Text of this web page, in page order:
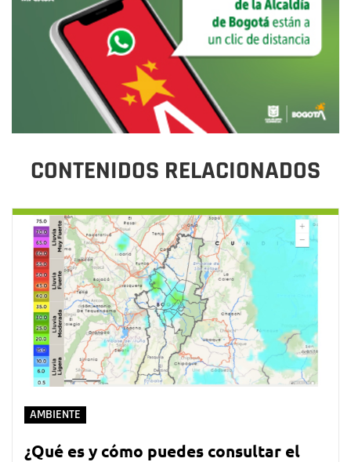
CONTENIDOS RELACIONADOS
AMBIENTE
¿Qué es y cómo puedes consultar el